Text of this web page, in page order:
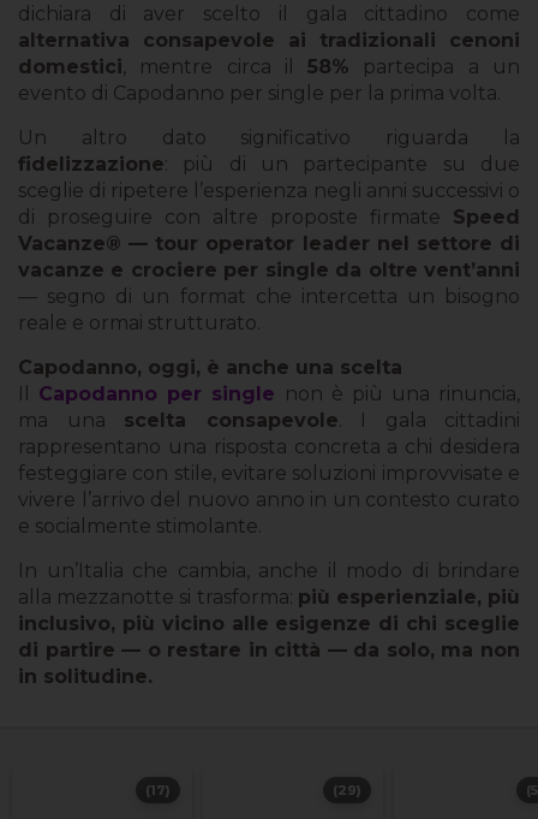
dichiara di aver scelto il gala cittadino come
alternativa consapevole ai tradizionali cenoni
domestici, mentre circa il58% partecipa a un
evento di Capodanno per single per la prima volta.
Un altro dato significativo riguarda la
fidelizzazione: più di un partecipante su due
sceglie di ripetere l’esperienza negli anni successivi o
di proseguire con altre proposte firmate Speed
Vacanze® — tour operator leader nel settore di
vacanze e crociere per single da oltre vent’anni
— segno di un format che intercetta un bisogno
reale e ormai strutturato.
Capodanno, oggi, è anche una scelta
Il Capodanno per single non è più una rinuncia,
ma una scelta consapevole. I gala cittadini
rappresentano una risposta concreta a chi desidera
festeggiare con stile, evitare soluzioni improvvisate e
vivere l’arrivo del nuovo anno in un contesto curato
e socialmente stimolante.
In un’Italia che cambia, anche il modo di brindare
alla mezzanotte si trasforma: più esperienziale, più
inclusivo, più vicino alle esigenze di chi sceglie
di partire — o restare in città — da solo, ma non
in solitudine.
(17) (29)